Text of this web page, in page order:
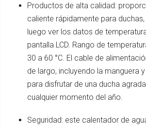
Productos de alta calidad:
caliente rápidamente para
luego ver los datos de
pantalla LCD. Rango de
30 a 60 °C. El cable de
de largo, incluyendo la manguera
para disfrutar de una ducha
cualquier momento del año.
Seguridad: este calentador de